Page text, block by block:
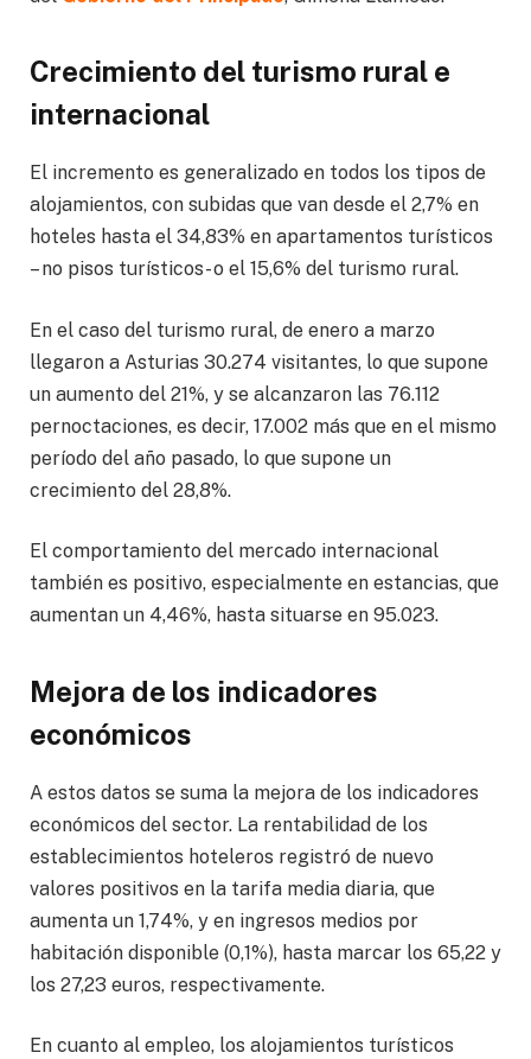
Crecimiento del turismo rural e
internacional
El incremento es generalizado en todos los tipos de
alojamientos, con subidas que van desde el 2,7% en
hoteles hasta el 34,83% en apartamentos turísticos
– no pisos turísticos- o el 15,6% del turismo rural.
En el caso del turismo rural, de enero a marzo
llegaron a Asturias 30.274 visitantes, lo que supone
un aumento del 21%, y se alcanzaron las 76.112
pernoctaciones, es decir, 17.002 más que en el mismo
período del año pasado, lo que supone un
crecimiento del 28,8%.
El comportamiento del mercado internacional
también es positivo, especialmente en estancias, que
aumentan un 4,46%, hasta situarse en 95.023.
Mejora de los indicadores
económicos
A estos datos se suma la mejora de los indicadores
económicos del sector. La rentabilidad de los
establecimientos hoteleros registró de nuevo
valores positivos en la tarifa media diaria, que
aumenta un 1,74%, y en ingresos medios por
habitación disponible (0,1%), hasta marcar los 65,22 y
los 27,23 euros, respectivamente.
En cuanto al empleo, los alojamientos turísticos